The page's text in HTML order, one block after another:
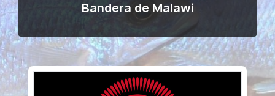
Bandera de Malawi